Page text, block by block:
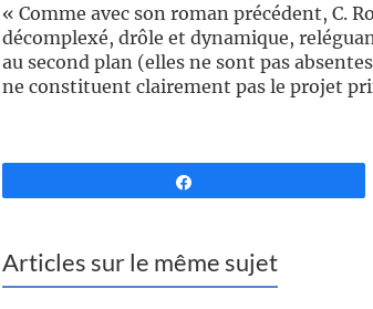
« Comme avec son roman précédent, C.
décomplexé, drôle et dynamique,
au second plan (elles ne sont pas
ne constituent clairement pas le projet
Articles sur le même sujet